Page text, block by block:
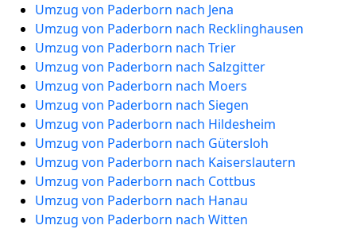
Umzug von Paderborn nach Jena
Umzug von Paderborn nach Recklinghausen
Umzug von Paderborn nach Trier
Umzug von Paderborn nach Salzgitter
Umzug von Paderborn nach Moers
Umzug von Paderborn nach Siegen
Umzug von Paderborn nach Hildesheim
Umzug von Paderborn nach Gütersloh
Umzug von Paderborn nach Kaiserslautern
Umzug von Paderborn nach Cottbus
Umzug von Paderborn nach Hanau
Umzug von Paderborn nach Witten